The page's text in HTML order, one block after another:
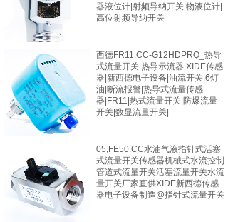
器液位计|射频导纳开关|物液位计|
高位射频导纳开关
西德FR11.CC-G12HDPRQ_热导
式流量开关|热导示流器|XIDE传感
器|新西德电子设备|油流开关|6灯
油|断流报警|热导式流量传感
器|FR11|热式流量开关|防爆流量
开关|数显流量开关|
05,FE50.CC水油气液指针式活塞
式流量开关传感器机械式水流控制
管道式流量开关活塞流量开关水流
量开关厂家直供XIDE新西德传感
器电子设备制造@指针式流量开关